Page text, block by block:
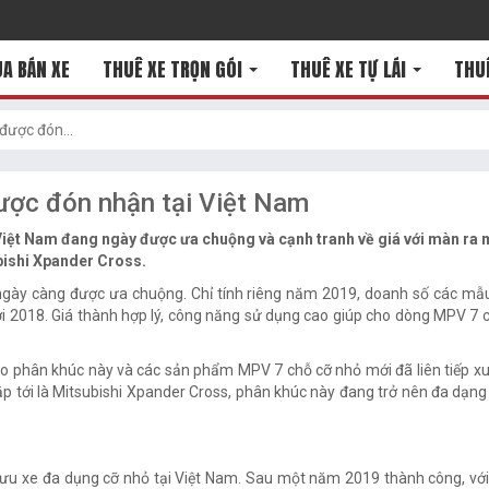
BÁN XE THUÊ XE TRỌN GÓI THUÊ XE TỰ LÁI
đón...
đón nhận tại Việt Nam
Nam đang ngày được ưa chuộng và cạnh tranh về giá với màn ra
Xpander Cross.
càng được ưa chuộng. Chỉ tính riêng năm 2019, doanh số các
Giá thành hợp lý, công năng sử dụng cao giúp cho dòng MPV 7
khúc này và các sản phẩm MPV 7 chỗ cỡ nhỏ mới đã liên tiếp
tới là Mitsubishi Xpander Cross, phân khúc này đang trở nên đa
xe đa dụng cỡ nhỏ tại Việt Nam. Sau một năm 2019 thành công,